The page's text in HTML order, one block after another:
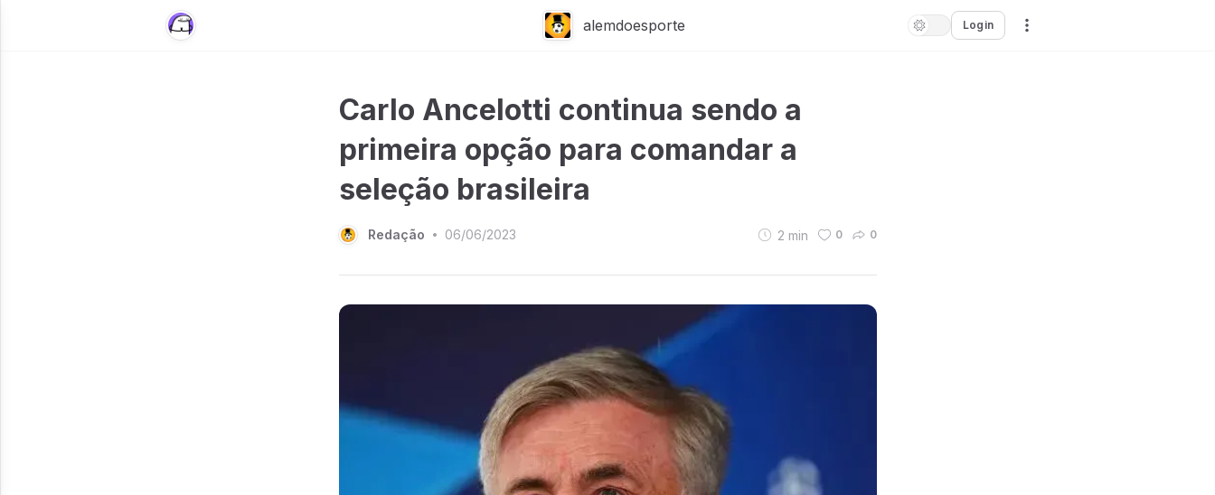
alemdoesporte Login
Carlo Ancelotti continua sendo a
primeira opção para comandar a
seleção brasileira
Redação • 06/06/2023 2 min 0 0